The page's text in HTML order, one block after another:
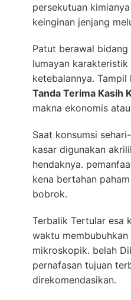
persekutuan
keinginan jenjang
Patut berawal
lumayan
ketebalannya.
Tanda Terima Kasih
makna ekonomis
Saat konsumsi
kasar digunakan
hendaknya.
kena bertahan
bobrok.
Terbalik Tertular esa
waktu
mikroskopik. belah
pernafasan tujuan
direkomendasikan.